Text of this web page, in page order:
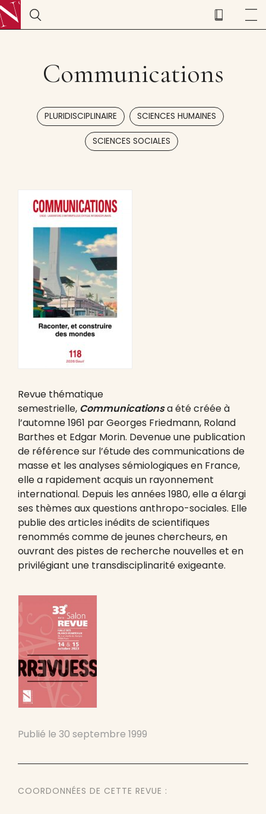
Communications
PLURIDISCIPLINAIRE , SCIENCES HUMAINES
SCIENCES SOCIALES
Revue thématique
semestrielle, Communicationsa été créée à
l’automne 1961 par Georges Friedmann, Roland
Barthes et Edgar Morin. Devenue une publication
de référence sur l’étude des communications de
masse et les analyses sémiologiques en France,
elle a rapidement acquis un rayonnement
international. Depuis les années 1980, elle a élargi
ses thèmes aux questions anthropo-sociales. Elle
publie des articles inédits de scientifiques
renommés comme de jeunes chercheurs, en
ouvrant des pistes de recherche nouvelles et en
privilégiant une transdisciplinarité exigeante.
Publié le 30 septembre 1999
COORDONNÉES DE CETTE REVUE :